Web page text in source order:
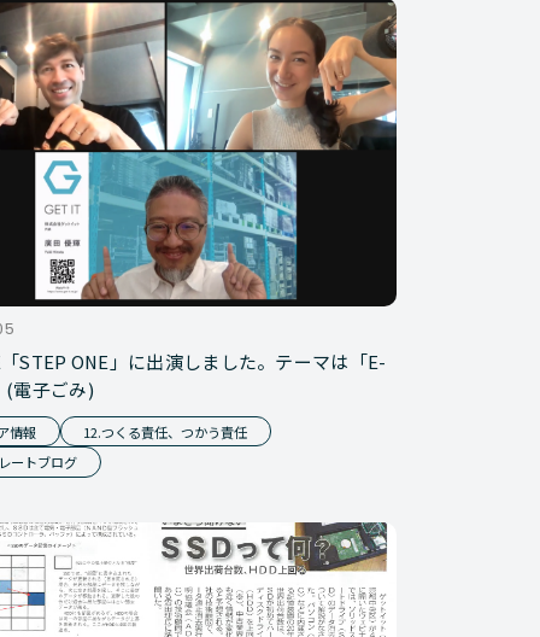
STEP ONE」に出演しました。テーマは「E-
電子ごみ)
情報
12.つくる責任、つかう責任
ートブログ